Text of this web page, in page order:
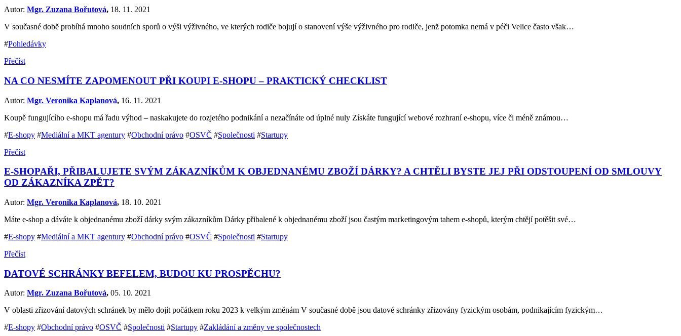
Autor: Mgr. Zuzana Bořutová, 18. 11. 2021
V současné době probíhá mnoho soudních sporů o výši výživného, ve kterých rodiče bojují o stanovení výše výživného pro rodiče, jenž potomka nemá v péči Velice často však…
#Pohledávky
Přečíst
NA CO NESMÍTE ZAPOMENOUT PŘI KOUPI E-SHOPU – PRAKTICKÝ CHECKLIST
Autor: Mgr. Veronika Kaplanová, 16. 11. 2021
Koupě fungujícího e-shopu má řadu výhod – naskakujete do rozjetého podnikání a nezačínáte od úplné nuly Získáte fungující webové rozhraní e-shopu, více či méně známou…
#E-shopy #Mediální a MKT agentury #Obchodní právo #OSVČ #Společnosti #Startupy
Přečíst
E-SHOPAŘI, PŘIBALUJETE SVÝM ZÁKAZNÍKŮM K OBJEDNANÉMU ZBOŽÍ DÁRKY? A CHTĚLI BYSTE JEJ PŘI ODSTOUPENÍ OD SMLOUVY
OD ZÁKAZNÍKA ZPĚT?
Autor: Mgr. Veronika Kaplanová, 18. 10. 2021
Máte e-shop a dáváte k objednanému zboží dárky svým zákazníkům Dárky přibalené k objednanému zboží jsou častým marketingovým tahem e-shopů, kterým chtějí potěšit své…
#E-shopy #Mediální a MKT agentury #Obchodní právo #OSVČ #Společnosti #Startupy
Přečíst
DATOVÉ SCHRÁNKY BEFELEM, BUDOU KU PROSPĚCHU?
Autor: Mgr. Zuzana Bořutová, 05. 10. 2021
V oblasti zřizování datových schránek by mělo dojít počátkem roku 2023 k velkým změnám V současné době jsou datové schránky zřizovány fyzickým osobám, podnikajícím fyzickým…
#E-shopy #Obchodní právo #OSVČ #Společnosti #Startupy #Zakládání a změny ve společnostech